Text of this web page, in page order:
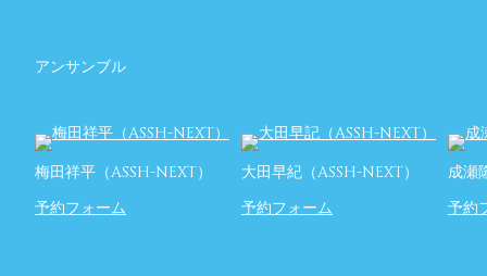
アンサンブル
梅田祥平（ASSH-NEXT）
予約フォーム
大田早紀（ASSH-NEXT）
予約フォーム
成瀬
予約